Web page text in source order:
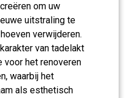
om uw
uitstraling te
verwijderen.
van tadelakt
voor het renoveren
waarbij het
als esthetisch